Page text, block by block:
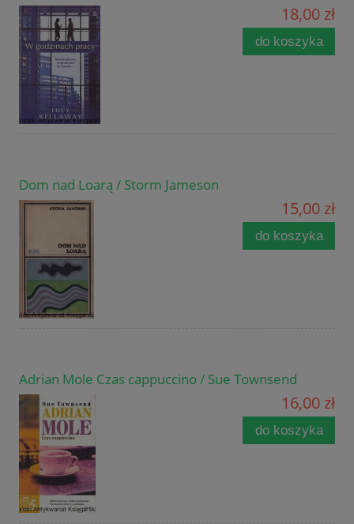
18,00 zł
do koszyka
Dom nad Loarą / Storm Jameson
15,00 zł
do koszyka
Adrian Mole Czas cappuccino / Sue Townsend
16,00 zł
do koszyka